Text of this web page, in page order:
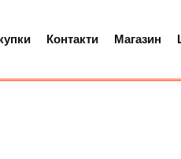
Контакти Магазин